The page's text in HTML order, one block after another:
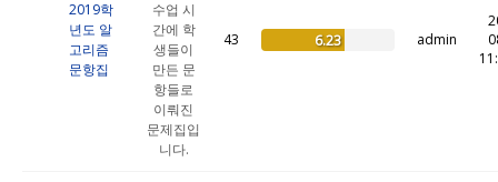
2019학
년도 알
고리즘
문항집
수업 시
간에 학
생들이
만든 문
항들로
이뤄진
문제집입
니다.
43 6.23 admin